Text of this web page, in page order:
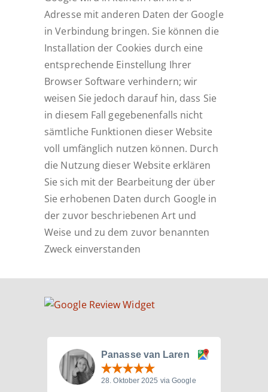
Adresse mit anderen Daten der Google
in Verbindung bringen. Sie können die
Installation der Cookies durch eine
entsprechende Einstellung Ihrer
Browser Software verhindern; wir
weisen Sie jedoch darauf hin, dass Sie
in diesem Fall gegebenenfalls nicht
sämtliche Funktionen dieser Website
voll umfänglich nutzen können. Durch
die Nutzung dieser Website erklären
Sie sich mit der Bearbeitung der über
Sie erhobenen Daten durch Google in
der zuvor beschriebenen Art und
Weise und zu dem zuvor benannten
Zweck einverstanden
Panasse van Laren
28. Oktober 2025 via Google